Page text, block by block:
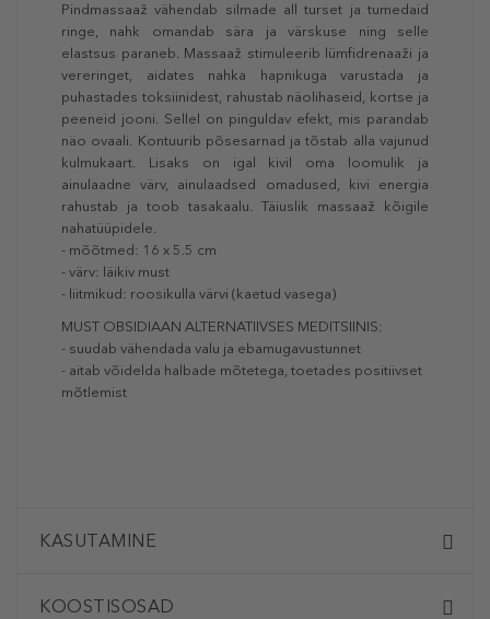
Pindmassaaž vähendab silmade all turset ja tumedaid
ringe, nahk omandab sära ja värskuse ning selle
elastsus paraneb. Massaaž stimuleerib lümfidrenaaži ja
vereringet, aidates nahka hapnikuga varustada ja
puhastades toksiinidest, rahustab näolihaseid, kortse ja
peeneid jooni. Sellel on pinguldav efekt, mis parandab
näo ovaali. Kontuurib põsesarnad ja tõstab alla vajunud
kulmukaart. Lisaks on igal kivil oma loomulik ja
ainulaadne värv, ainulaadsed omadused, kivi energia
rahustab ja toob tasakaalu. Täiuslik massaaž kõigile
nahatüüpidele.
- mõõtmed: 16 x 5.5 cm
- värv: läikiv must
- liitmikud: roosikulla värvi (kaetud vasega)
MUST OBSIDIAAN ALTERNATIIVSES MEDITSIINIS:
- suudab vähendada valu ja ebamugavustunnet
- aitab võidelda halbade mõtetega, toetades positiivset
mõtlemist
KASUTAMINE
KOOSTISOSAD